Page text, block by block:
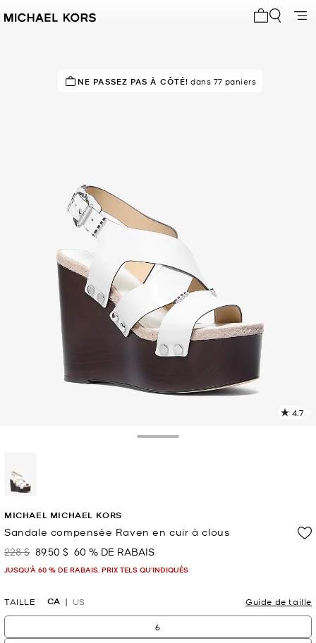
EN DEMANDE ! 47 vendus
NE PASSEZ PAS À CÔTÉ! dans 77 paniers
4.7
MICHAEL MICHAEL KORS
Sandale compensée Raven en cuir à clous
était
228 $ maintenant
89.50 $ 60 % DE RABAIS
JUSQU’À 60 % DE RABAIS. PRIX TELS QU'INDIQUÉS
TAILLE CA US Guide de taille
6